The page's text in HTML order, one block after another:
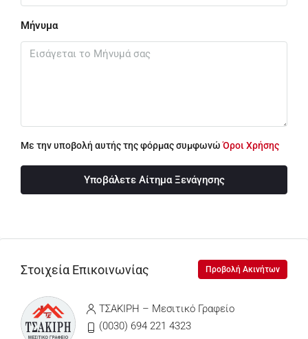
Μήνυμα
Με την υποβολή αυτής της φόρμας συμφωνώΌροι Χρήσης
Υποβάλετε Αίτημα Ξενάγησης
Στοιχεία Επικοινωνίας Προβολή Ακινήτων
ΤΣΑΚΙΡΗ – Μεσιτικό Γραφείο
(0030) 694 221 4323